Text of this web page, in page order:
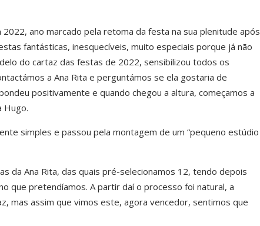
ano marcado pela retoma da festa na sua plenitude após
fantásticas, inesquecíveis, muito especiais porque já não
do cartaz das festas de 2022, sensibilizou todos os
a Ana Rita e perguntámos se ela gostaria de
positivamente e quando chegou a altura, começamos a
Hugo.
simples e passou pela montagem de um “pequeno estúdio
da Ana Rita, das quais pré-selecionamos 12, tendo depois
que pretendíamos. A partir daí o processo foi natural, a
mas assim que vimos este, agora vencedor, sentimos que